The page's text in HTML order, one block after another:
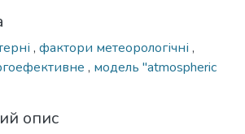
, фактори метеорологічні ,
, модель "atmospheric
опис